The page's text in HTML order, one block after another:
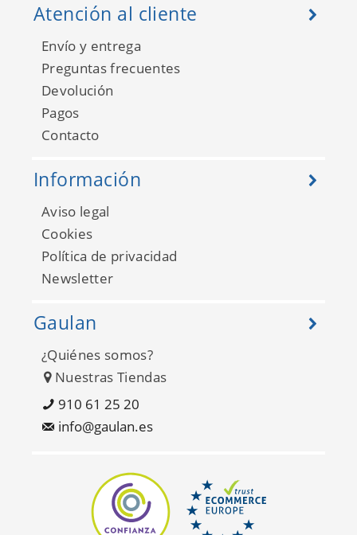
Atención al cliente
Envío y entrega
Preguntas frecuentes
Devolución
Pagos
Contacto
Información
Aviso legal
Cookies
Política de privacidad
Newsletter
Gaulan
¿Quiénes somos?
Nuestras Tiendas
910 61 25 20
info@gaulan.es